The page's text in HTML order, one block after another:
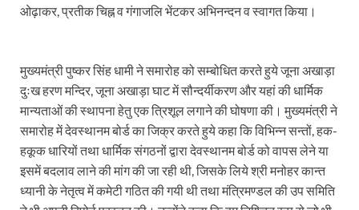
Dr.Teejan Bai: विश्वविख्यात पंडवानी गायिका, पद्म
Sundarpura Railway Station: खाटू श्याम जी के भक्तो
Jan-Jan Ki Sarkar Abhiyan: 4 जुलाई से फिर शुरु होगा
आ गई यूपी बीजेपी संगठन की लिस्ट, देखिए कौन-कौन है इस
Chhattisgarh UCC: छत्तीसगढ़ में UCC का खाका तैयार
राजमिस्त्री, किसान और शिक्षक परिवारों के बेटे यूपीएससी
ओढ़ाकर, प्रतीक चिह्न व गंगाजलि भेंटकर अभिनन्दन व स्वागत किया।
मुख्यमंत्री पुष्कर सिंह धामी ने समारोह को सम्बोधित करते हुये जूना अखाड़ा
दुःख हरण मन्दिर, जूना अखाड़ा घाट में सौन्दर्यीकरण और यहां की धार्मिक
मान्यताओं की स्थापना हेतु एक त्रिशूल लगाने की घोषणा की। मुख्यमंत्री ने
समारोह में देवस्थानम बोर्ड का जिक्र करते हुये कहा कि विभिन्न सन्तों, हक-
हकूक धारियों तथा धार्मिक संगठनों द्वारा देवस्थानम बोर्ड को वापस लेने या
इसमें बदलाव लाने की मांग की जा रही थी, जिसके लिये श्री मनोहर कान्त
ध्यानी के नेतृत्व में कमेटी गठित की गयी थी तथा मंत्रिमण्डल की उप समिति